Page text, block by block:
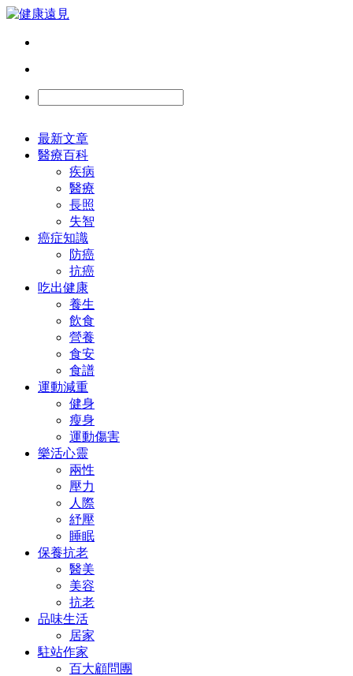
最新文章
醫療百科
疾病
醫療
長照
失智
癌症知識
防癌
抗癌
吃出健康
養生
飲食
營養
食安
食譜
運動減重
健身
瘦身
運動傷害
樂活心靈
兩性
壓力
人際
紓壓
睡眠
保養抗老
醫美
美容
抗老
品味生活
居家
駐站作家
百大顧問團